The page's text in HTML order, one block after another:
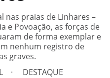
nas praias de Linhares –
e Povoação, as forças de
de forma exemplar e
nenhum registro de
graves.
DESTAQUE